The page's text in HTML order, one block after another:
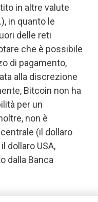
in altre valute
in quanto le
delle reti
che è possibile
di pagamento,
alla discrezione
Bitcoin non ha
per un
non è
(il dollaro
dollaro USA,
dalla Banca